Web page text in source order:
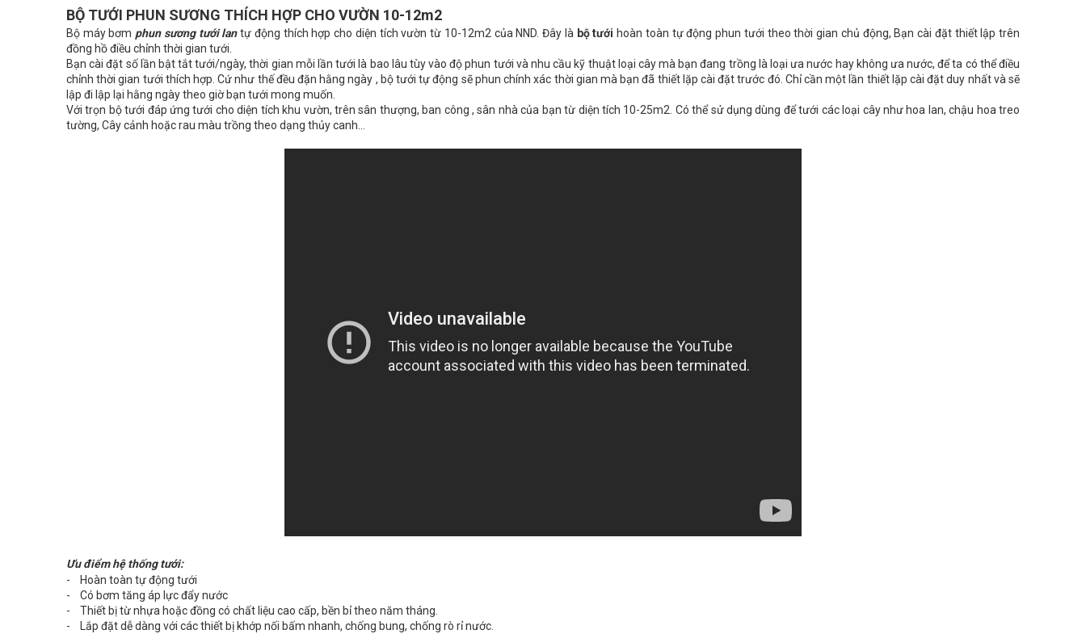
BỘ TƯỚI PHUN SƯƠNG THÍCH HỢP CHO VƯỜN 10-12m2
Bộ máy bơm phun sương tưới lantự động thích hợp cho diện tích vườn từ 10-12m2 của NND. Đây là bộ tưới hoàn toàn tự động phun tưới theo thời gian chủ động, Bạn cài đặt thiết lập trên
đồng hồ điều chỉnh thời gian tưới.
Bạn cài đặt số lần bật tắt tưới/ngày, thời gian mỗi lần tưới là bao lâu tùy vào độ phun tưới và nhu cầu kỹ thuật loại cây mà bạn đang trồng là loại ưa nước hay không ưa nước, để ta có thể điều
chỉnh thời gian tưới thích hợp. Cứ như thế đều đặn hằng ngày , bộ tưới tự động sẽ phun chính xác thời gian mà bạn đã thiết lặp cài đặt trước đó. Chỉ cần một lần thiết lặp cài đặt duy nhất và sẽ
lập đi lập lại hằng ngày theo giờ bạn tưới mong muốn.
Với trọn bộ tưới đáp ứng tưới cho diện tích khu vườn, trên sân thượng, ban công , sân nhà của bạn từ diện tích 10-25m2. Có thể sử dụng dùng để tưới các loại cây như hoa lan, chậu hoa treo
tường, Cây cảnh hoặc rau màu trồng theo dạng thủy canh…
Ưu điểm hệ thống tưới:
- Hoàn toàn tự động tưới
- Có bơm tăng áp lực đẩy nước
- Thiết bị từ nhựa hoặc đồng có chất liệu cao cấp, bền bỉ theo năm tháng.
- Lắp đặt dễ dàng với các thiết bị khớp nối bấm nhanh, chống bung, chống rò rỉ nước.